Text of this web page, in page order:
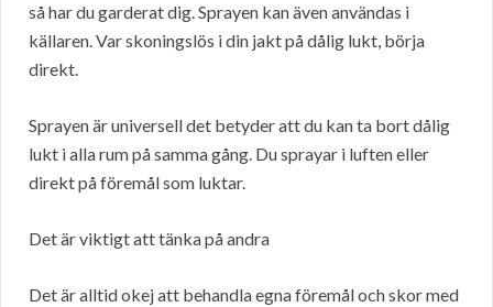
så har du garderat dig. Sprayen kan även användas i
källaren. Var skoningslös i din jakt på dålig lukt, börja
direkt.
Sprayen är universell det betyder att du kan ta bort dålig
lukt i alla rum på samma gång. Du sprayar i luften eller
direkt på föremål som luktar.
Det är viktigt att tänka på andra
Det är alltid okej att behandla egna föremål och skor med